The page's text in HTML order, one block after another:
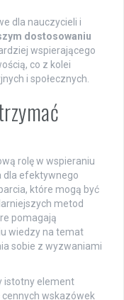
dla nauczycieli i
dostosowaniu
wspierającego
co z kolei
i społecznych.
rolę w wspieraniu
dla efektywnego
które mogą być
metod
pomagają
wiedzy na temat
sobie z wyzwaniami
istotny element
wskazówek